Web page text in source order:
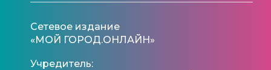
Сетевое издание
«МОЙ ГОРОД.ОНЛАЙН»
Учредитель: